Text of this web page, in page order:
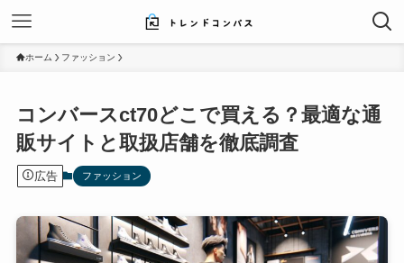
ホーム ファッション
コンバースct70どこで買える？最適な通
販サイトと取扱店舗を徹底調査
広告 ファッション